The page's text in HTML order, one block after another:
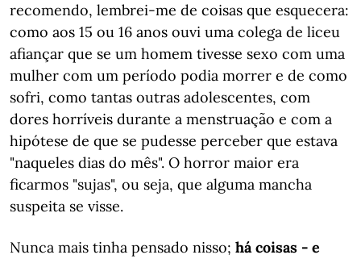
recomendo, lembrei-me de coisas que esquecera:
como aos 15 ou 16 anos ouvi uma colega de liceu
afiançar que se um homem tivesse sexo com uma
mulher com um período podia morrer e de como
sofri, como tantas outras adolescentes, com
dores horríveis durante a menstruação e com a
hipótese de que se pudesse perceber que estava
"naqueles dias do mês". O horror maior era
ficarmos "sujas", ou seja, que alguma mancha
suspeita se visse.
Nunca mais tinha pensado nisso; há coisas - e